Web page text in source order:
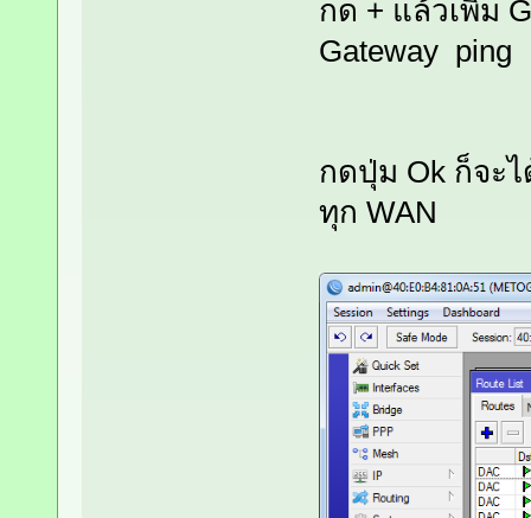
กด + แล้วเพิ่ม
Gateway ping
กดปุ่ม Ok ก็จะไ
ทุก WAN